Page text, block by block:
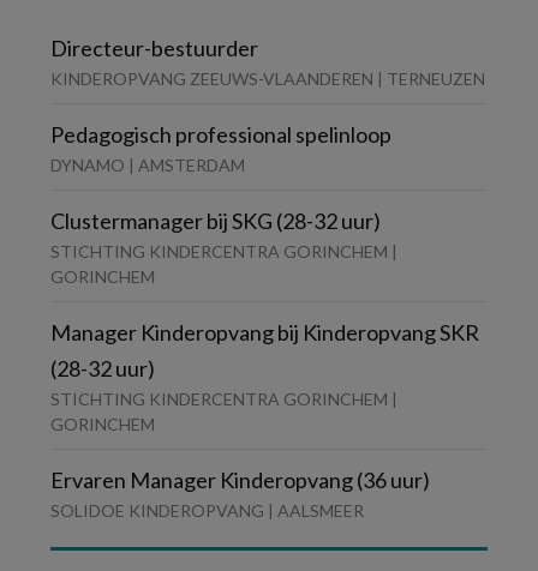
Directeur-bestuurder
KINDEROPVANG ZEEUWS-VLAANDEREN | TERNEUZEN
Pedagogisch professional spelinloop
DYNAMO | AMSTERDAM
Clustermanager bij SKG (28-32 uur)
STICHTING KINDERCENTRA GORINCHEM |
GORINCHEM
Manager Kinderopvang bij Kinderopvang SKR
(28-32 uur)
STICHTING KINDERCENTRA GORINCHEM |
GORINCHEM
Ervaren Manager Kinderopvang (36 uur)
SOLIDOE KINDEROPVANG | AALSMEER